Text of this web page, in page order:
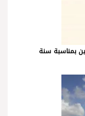
بمناسبة سنة